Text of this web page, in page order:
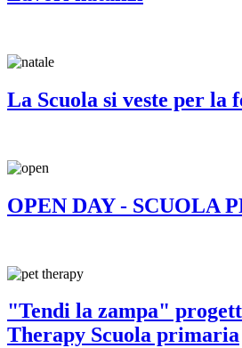
La Scuola si veste per la
OPEN DAY - SCUOLA
"Tendi la zampa"
Therapy Scuola primaria